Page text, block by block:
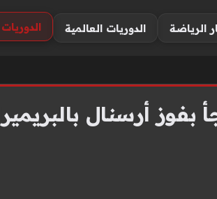
الرياضة الدوريات العالمية
بفوز أرسنال